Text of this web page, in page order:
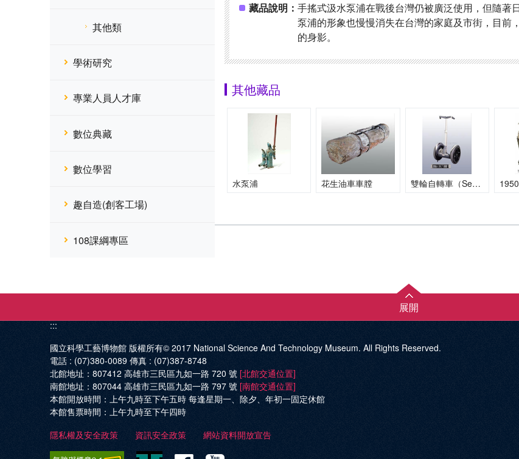
其他類
學術研究
專業人員人才庫
數位典藏
數位學習
趣自造(創客工場)
108課綱專區
藏品說明：手搖式汲水泵浦在戰後台灣仍被廣泛使用，但隨著
泵浦的形象也慢慢消失在台灣的家庭及市街，目
的身影。
其他藏品
水泵浦 花生油車車膛 雙輪自轉車（Segway）
展開
:::
國立科學工藝博物館 版權所有© 2017 National Science And Technology Museum. All Rights Reserved.
電話 : (07)380-0089 傳真 : (07)387-8748
北館地址： 807412 高雄市三民區九如一路 720 號 [北館交通位置]
南館地址： 807044 高雄市三民區九如一路 797 號 [南館交通位置]
本館開放時間： 上午九時至下午五時 每逢星期一、除夕、年初一固定休館
本館售票時間： 上午九時至下午四時
隱私權及安全政策
資訊安全政策 網站資料開放宣告